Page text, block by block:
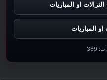
او المباريات
او المباريات
369